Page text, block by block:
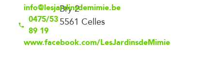
info@lesjardinsdemimie.be
0475/53
89 19
www.facebook.com/LesJardinsdeMimie
Bry 2
5561 Celles